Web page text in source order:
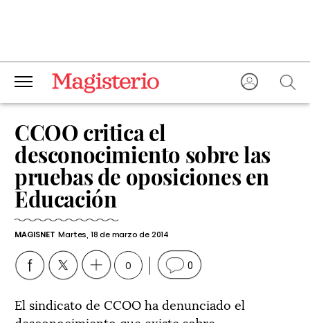
CCOO critica el
desconocimiento sobre las
pruebas de oposiciones en
Educación
MAGISNET Martes, 18 de marzo de 2014
0 0
El sindicato de CCOO ha denunciado el